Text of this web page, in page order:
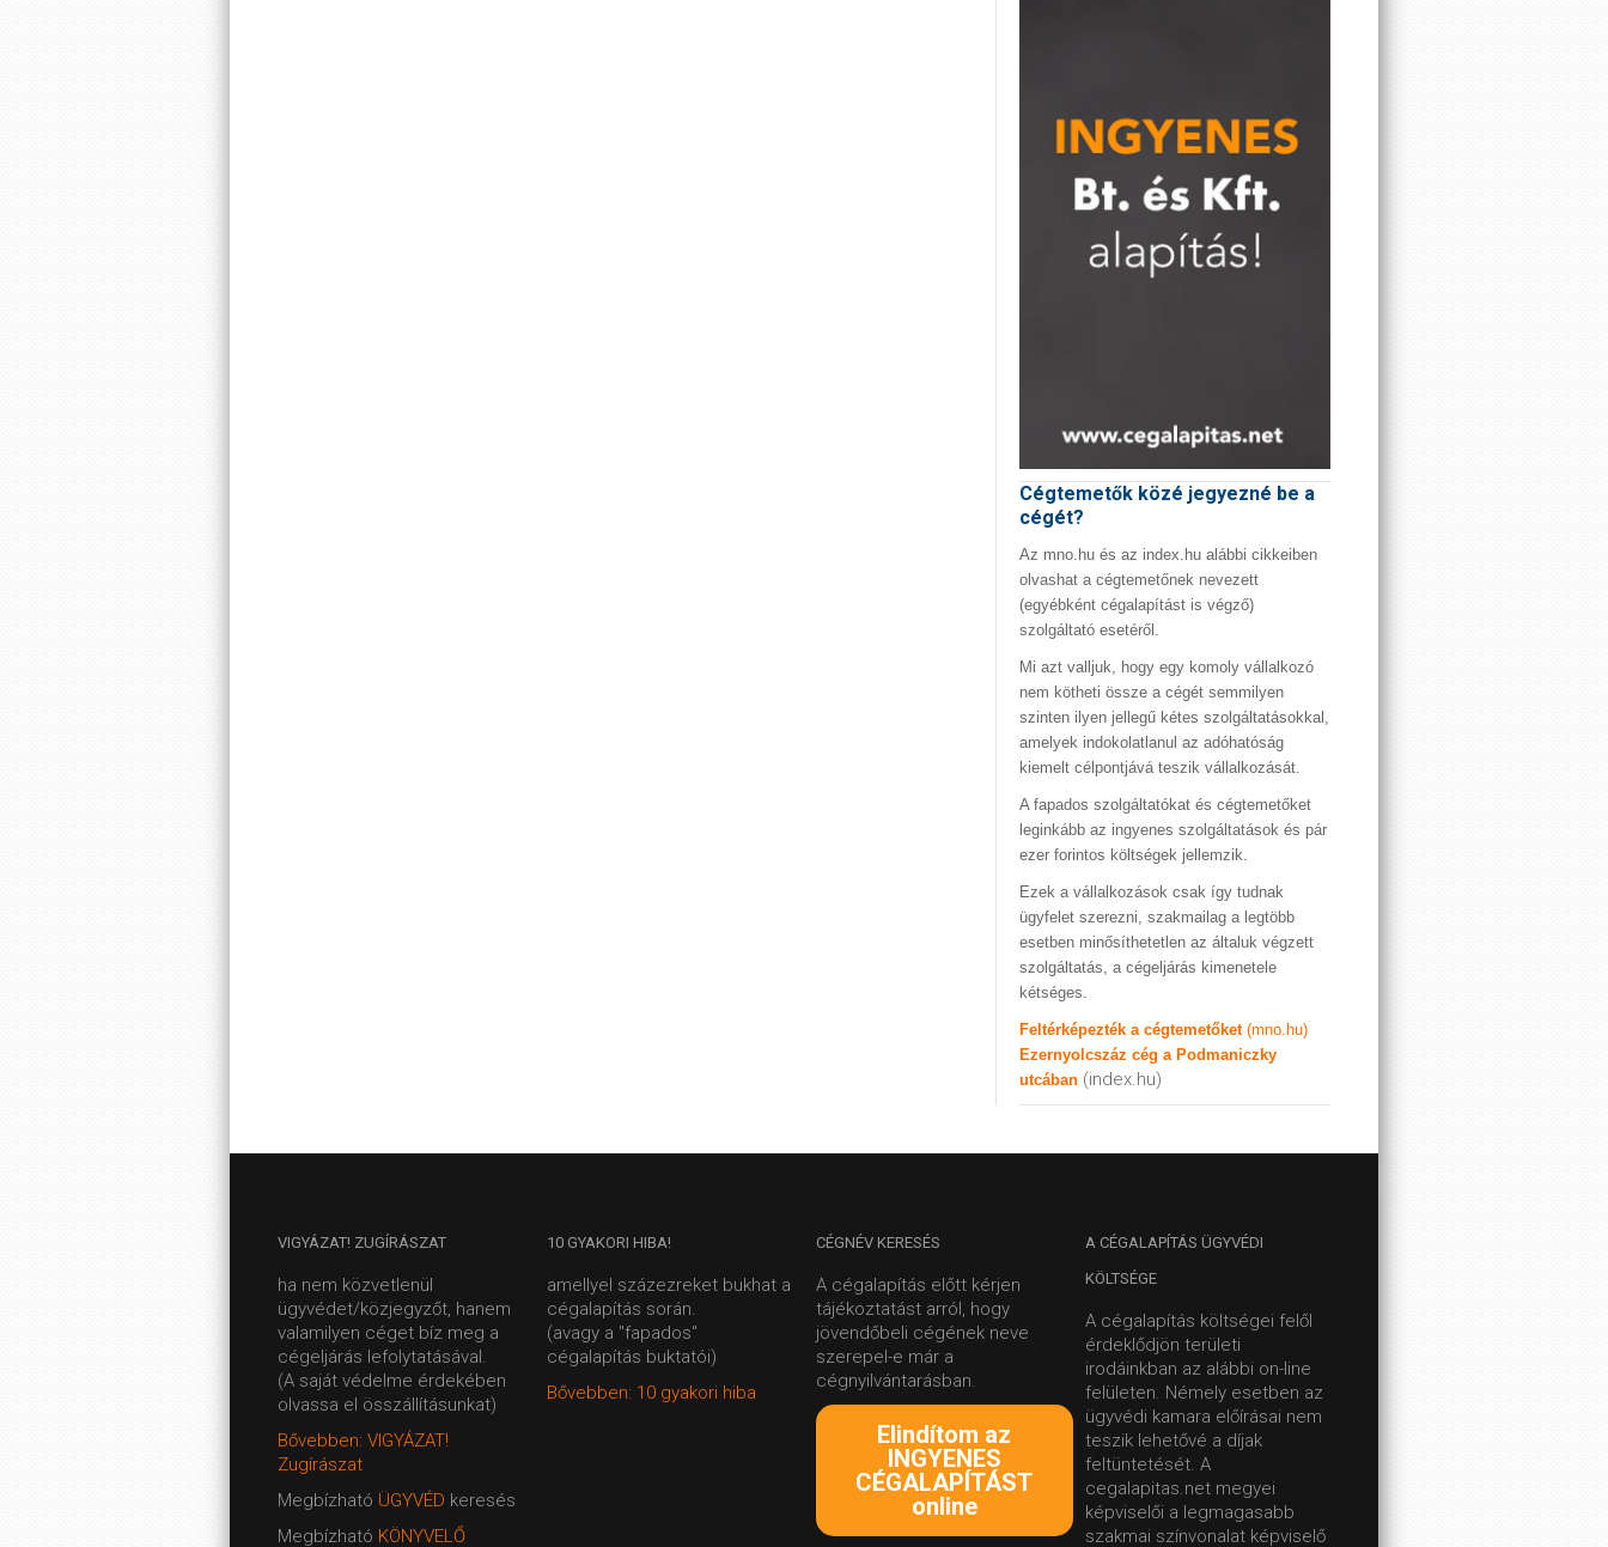
Cégtemetők közé jegyezné be a
cégét?
Az mno.hu és az index.hu alábbi cikkeiben
olvashat a cégtemetőnek nevezett
(egyébként cégalapítást is végző)
szolgáltató esetéről.
Mi azt valljuk, hogy egy komoly vállalkozó
nem kötheti össze a cégét semmilyen
szinten ilyen jellegű kétes szolgáltatásokkal,
amelyek indokolatlanul az adóhatóság
kiemelt célpontjává teszik vállalkozását.
A fapados szolgáltatókat és cégtemetőket
leginkább az ingyenes szolgáltatások és pár
ezer forintos költségek jellemzik.
Ezek a vállalkozások csak így tudnak
ügyfelet szerezni, szakmailag a legtöbb
esetben minősíthetetlen az általuk végzett
szolgáltatás, a cégeljárás kimenetele
kétséges.
Feltérképezték a cégtemetőket (mno.hu)
Ezernyolcszáz cég a Podmaniczky
utcában (index.hu)
VIGYÁZAT! ZUGÍRÁSZAT
ha nem közvetlenül
ügyvédet/közjegyzőt, hanem
valamilyen céget bíz meg a
cégeljárás lefolytatásával.
(A saját védelme érdekében
olvassa el összállításunkat)
Bővebben: VIGYÁZAT!
Zugírászat
Megbízható ÜGYVÉD keresés
Megbízható KÖNYVELŐ
10 GYAKORI HIBA!
amellyel százezreket bukhat a
cégalapítás során.
(avagy a "fapados"
cégalapítás buktatói)
Bővebben: 10 gyakori hiba
CÉGNÉV KERESÉS
A cégalapítás előtt kérjen
tájékoztatást arról, hogy
jövendőbeli cégének neve
szerepel-e már a
cégnyilvántarásban.
Elindítom az
INGYENES
CÉGALAPÍTÁST
online
A CÉGALAPÍTÁS ÜGYVÉDI
KÖLTSÉGE
A cégalapítás költségei felől
érdeklődjön területi
irodáinkban az alábbi on-line
felületen. Némely esetben az
ügyvédi kamara előírásai nem
teszik lehetővé a díjak
feltüntetését. A
cegalapitas.net megyei
képviselői a legmagasabb
szakmai színvonalat képviselő